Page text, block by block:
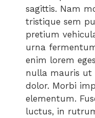
sagittis. Nam
tristique sem
pretium
urna
enim lorem
nulla mauris ut
dolor. Morbi
elementum.
luctus, in